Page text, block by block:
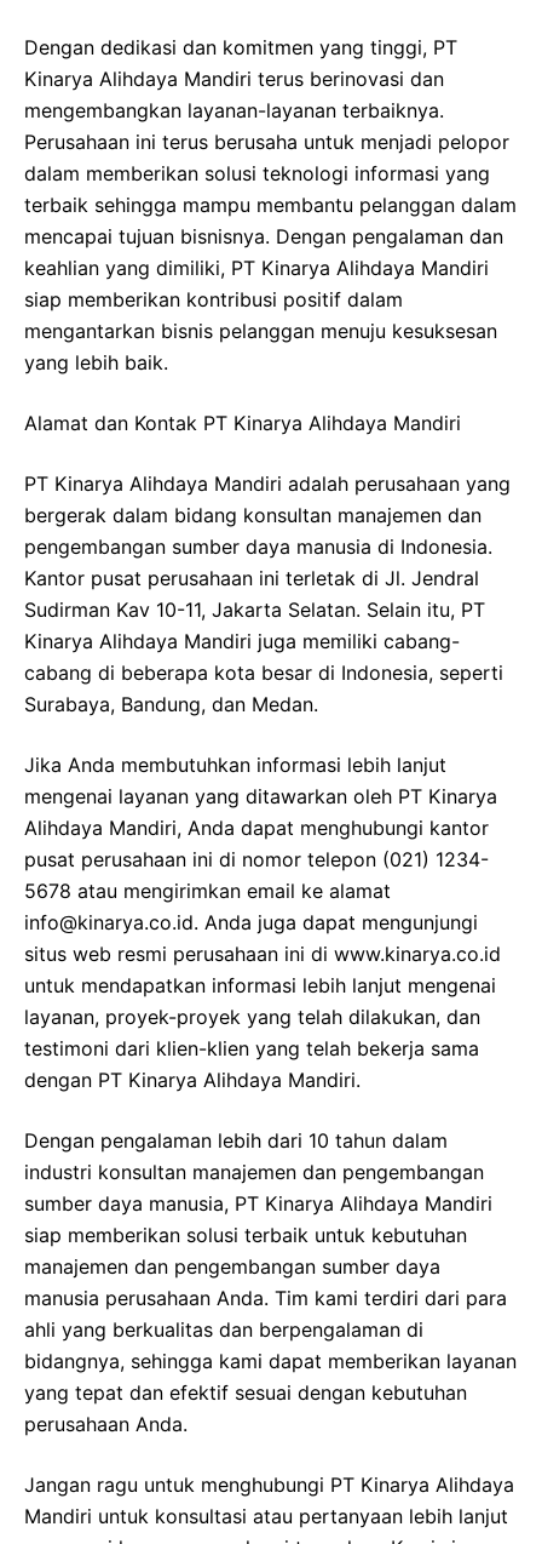
Dengan dedikasi dan komitmen yang tinggi, PT
Kinarya Alihdaya Mandiri terus berinovasi dan
mengembangkan layanan-layanan terbaiknya.
Perusahaan ini terus berusaha untuk menjadi pelopor
dalam memberikan solusi teknologi informasi yang
terbaik sehingga mampu membantu pelanggan dalam
mencapai tujuan bisnisnya. Dengan pengalaman dan
keahlian yang dimiliki, PT Kinarya Alihdaya Mandiri
siap memberikan kontribusi positif dalam
mengantarkan bisnis pelanggan menuju kesuksesan
yang lebih baik.
Alamat dan Kontak PT Kinarya Alihdaya Mandiri
PT Kinarya Alihdaya Mandiri adalah perusahaan yang
bergerak dalam bidang konsultan manajemen dan
pengembangan sumber daya manusia di Indonesia.
Kantor pusat perusahaan ini terletak di Jl. Jendral
Sudirman Kav 10-11, Jakarta Selatan. Selain itu, PT
Kinarya Alihdaya Mandiri juga memiliki cabang-
cabang di beberapa kota besar di Indonesia, seperti
Surabaya, Bandung, dan Medan.
Jika Anda membutuhkan informasi lebih lanjut
mengenai layanan yang ditawarkan oleh PT Kinarya
Alihdaya Mandiri, Anda dapat menghubungi kantor
pusat perusahaan ini di nomor telepon (021) 1234-
5678 atau mengirimkan email ke alamat
info@kinarya.co.id. Anda juga dapat mengunjungi
situs web resmi perusahaan ini di www.kinarya.co.id
untuk mendapatkan informasi lebih lanjut mengenai
layanan, proyek-proyek yang telah dilakukan, dan
testimoni dari klien-klien yang telah bekerja sama
dengan PT Kinarya Alihdaya Mandiri.
Dengan pengalaman lebih dari 10 tahun dalam
industri konsultan manajemen dan pengembangan
sumber daya manusia, PT Kinarya Alihdaya Mandiri
siap memberikan solusi terbaik untuk kebutuhan
manajemen dan pengembangan sumber daya
manusia perusahaan Anda. Tim kami terdiri dari para
ahli yang berkualitas dan berpengalaman di
bidangnya, sehingga kami dapat memberikan layanan
yang tepat dan efektif sesuai dengan kebutuhan
perusahaan Anda.
Jangan ragu untuk menghubungi PT Kinarya Alihdaya
Mandiri untuk konsultasi atau pertanyaan lebih lanjut